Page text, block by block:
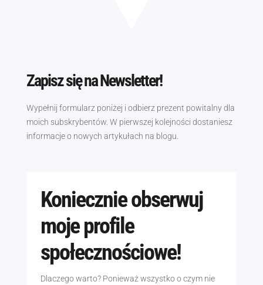
Zapisz się na Newsletter!
Wypełnij formularz poniżej i odbierz prezent powitalny dla
moich subskrybentów. W pierwszej kolejności dostaniesz
informacje o nowych artykułach na blogu.
Koniecznie obserwuj
moje profile
społecznościowe!
Dlaczego warto? Ponieważ wszystko o czym nie